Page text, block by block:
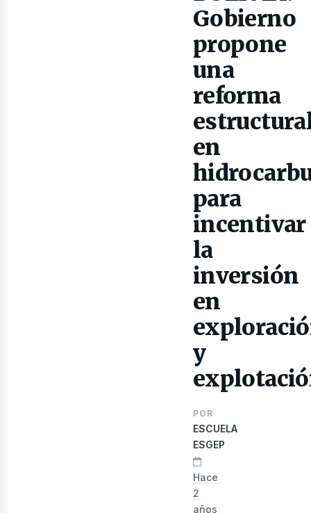
Gobierno
propone
una
reforma
en
para
incentivar
la
inversión
en
y
POR
ESCUELA
ESGEP
Hace
2
años